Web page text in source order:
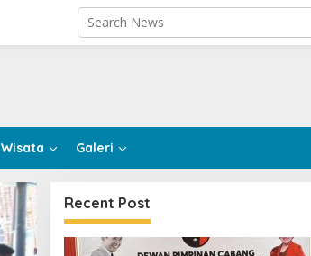
Wisata Galeri
Recent Post